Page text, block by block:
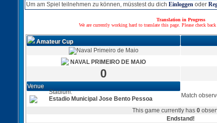
Um am Spiel teilnehmen zu können, müsstest du dich Einloggen oder
Translation in Progress
We are currently working hard to translate this page. Please check
Amateur Cup
NAVAL PRIMEIRO DE MAIO
0
Venue
Stadium:
Estadio Municipal Jose Bento Pessoa
Match
This game currently has 0
Endstand!